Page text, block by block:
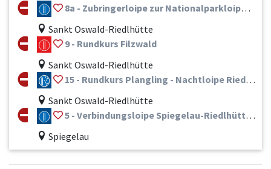
8a - Zubringerloipe zur Nationalparkloipe Guglöd
Sankt Oswald-Riedlhütte
9 - Rundkurs Filzwald
Sankt Oswald-Riedlhütte
15 - Rundkurs Plangling - Nachtloipe Riedlhütte
Sankt Oswald-Riedlhütte
5 - Verbindungsloipe Spiegelau-Riedlhütte = Teilstück Bayerwaldloipe
Spiegelau